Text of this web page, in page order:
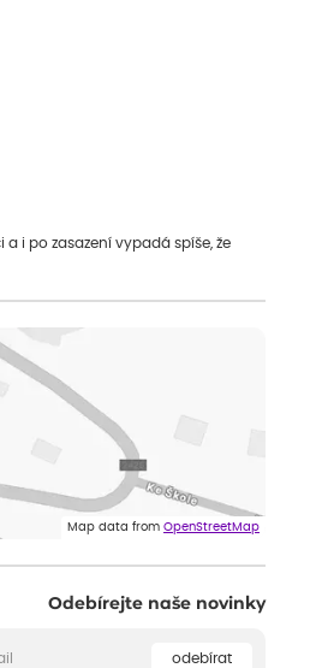
i po zasazení vypadá spíše, že
Map data from OpenStreetMap
Odebírejte naše novinky
odebírat